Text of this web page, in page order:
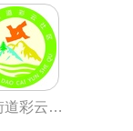
西平街道彩云社区